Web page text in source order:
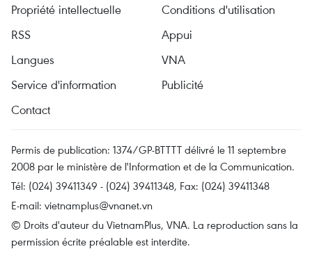
Propriété intellectuelle
Conditions d'utilisation
RSS
Appui
Langues
VNA
Service d'information
Publicité
Contact
Permis de publication: 1374/GP-BTTTT délivré le 11 septembre
2008 par le ministère de l'Information et de la Communication.
Tél: (024) 39411349 - (024) 39411348, Fax: (024) 39411348
E-mail: vietnamplus@vnanet.vn
© Droits d'auteur du VietnamPlus, VNA. La reproduction sans la
permission écrite préalable est interdite.